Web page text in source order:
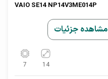
14
7
VAIO SE14 NP14V3ME014P
مشاهده جزئیات